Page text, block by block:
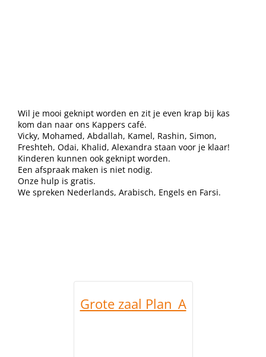
Wil je mooi geknipt worden en zit je even krap bij kas
kom dan naar ons Kappers café.
Vicky, Mohamed, Abdallah, Kamel, Rashin, Simon,
Freshteh, Odai, Khalid, Alexandra staan voor je klaar!
Kinderen kunnen ook geknipt worden.
Een afspraak maken is niet nodig.
Onze hulp is gratis.
We spreken Nederlands, Arabisch, Engels en Farsi.
Grote zaal Plan_A